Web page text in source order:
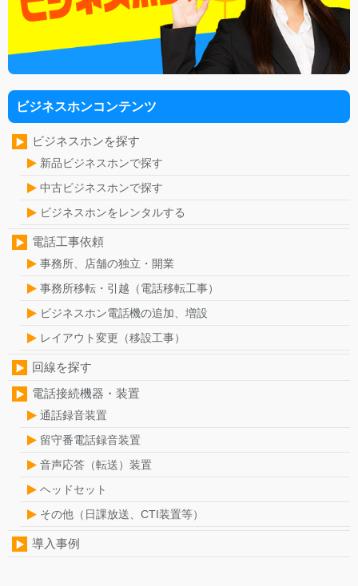
ビジネスホンコンテンツ
ビジネスホンを探す
新品ビジネスホンで探す
中古ビジネスホンで探す
ビジネスホンをレンタルする
電話工事依頼
事務所、店舗の独立・開業
事務所移転・引越（電話移転工事）
ビジネスホン電話機の追加、増設
レイアウト変更（移設工事）
回線を探す
電話接続機器・装置
通話録音装置
留守番電話録音装置
音声応答（転送）装置
ヘッドセット
その他（日課放送、CTI装置等）
導入事例